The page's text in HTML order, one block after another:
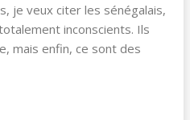
je veux citer les sénégalais,
inconscients. Ils
mais enfin, ce sont des